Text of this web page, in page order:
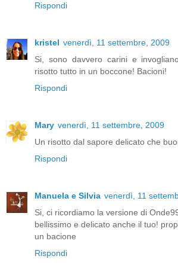
Rispondi
kristel venerdì, 11 settembre, 2009
Si, sono davvero carini e
risotto tutto in un boccone! Bacioni!
Rispondi
Mary venerdì, 11 settembre, 2009
Un risotto dal sapore delicato che
Rispondi
Manuela e Silvia venerdì, 11
Si, ci ricordiamo la versione di
bellissimo e delicato anche il tuo!
un bacione
Rispondi